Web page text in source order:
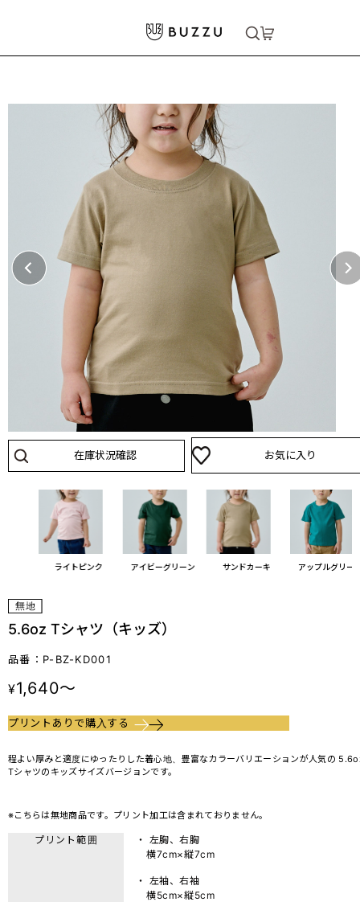
5.6oz Tシャツ（キッズ）
在庫状況確認 お気に入り
ライトピンク アイビーグリーン サンドカーキ アップルグリー
5.6oz Tシャツ（キッズ）
品番：P-BZ-KD001
¥1,640～
プリントありで購入する
程よい厚みと適度にゆったりした着心地、豊富なカラーバリエーションが人気の
Tシャツのキッズサイズバージョンです。
※こちらは無地商品です。プリント加工は含まれておりません。
プリント範囲
・ 左胸、右胸
横7cm×縦7cm
・ 左袖、右袖
横5cm×縦5cm